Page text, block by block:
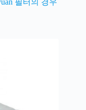
필터의 경우